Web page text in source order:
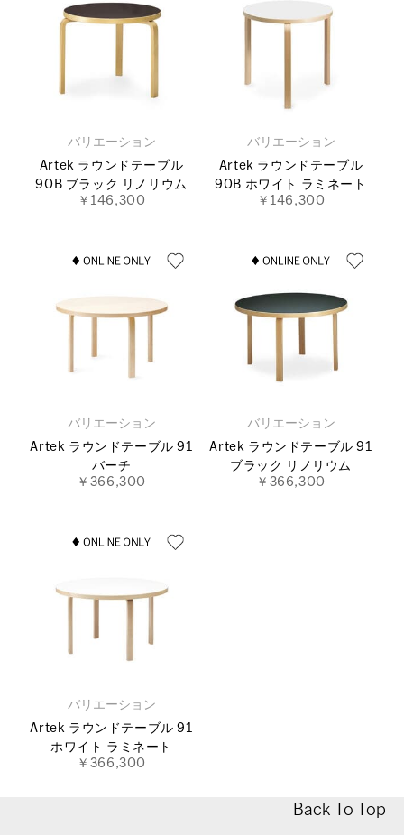
バリエーション
Artek ラウンドテーブル
90B ブラック リノリウム
￥146,300
バリエーション
Artek ラウンドテーブル
90B ホワイト ラミネート
￥146,300
バリエーション
Artek ラウンドテーブル 91
バーチ
￥366,300
バリエーション
Artek ラウンドテーブル 91
ブラック リノリウム
￥366,300
バリエーション
Artek ラウンドテーブル 91
ホワイト ラミネート
￥366,300
Back To Top